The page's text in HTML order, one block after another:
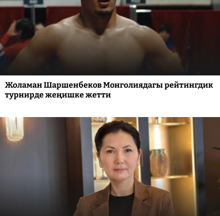
Жоламан Шаршенбеков Монголиядагы рейтингдик
турнирде жеңишке жетти